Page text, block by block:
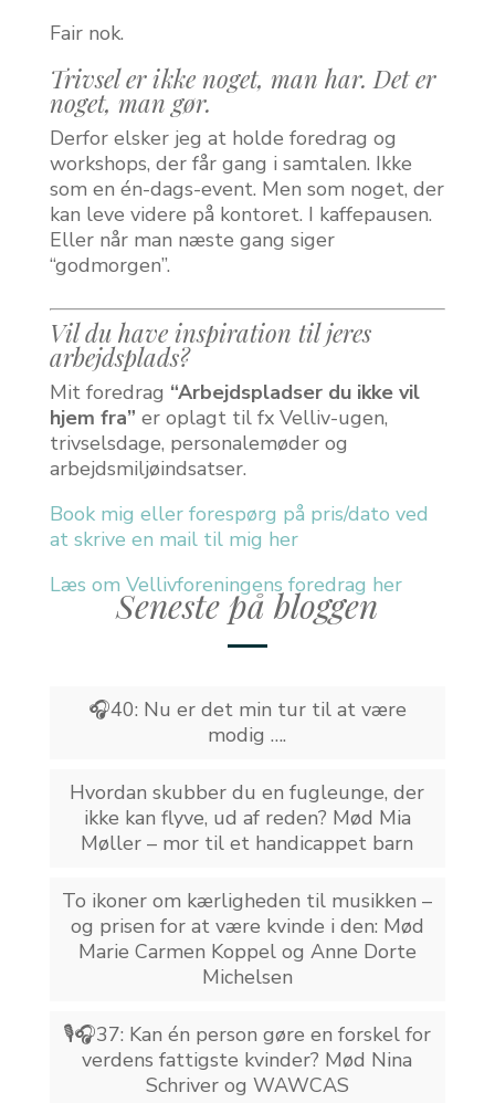
Fair nok.
Trivsel er ikke noget, man har. Det er
noget, man gør.
Derfor elsker jeg at holde foredrag og
workshops, der får gang i samtalen. Ikke
som en én-dags-event. Men som noget, der
kan leve videre på kontoret. I kaffepausen.
Eller når man næste gang siger
“godmorgen”.
Vil du have inspiration til jeres
arbejdsplads?
Mit foredrag “Arbejdspladser du ikke vil
hjem fra” er oplagt til fx Velliv-ugen,
trivselsdage, personalemøder og
arbejdsmiljøindsatser.
Book mig eller forespørg på pris/dato ved
at skrive en mail til mig her
Læs om Vellivforeningens foredrag her
Seneste på bloggen
🎧40: Nu er det min tur til at være
modig ….
Hvordan skubber du en fugleunge, der
ikke kan flyve, ud af reden? Mød Mia
Møller – mor til et handicappet barn
To ikoner om kærligheden til musikken –
og prisen for at være kvinde i den: Mød
Marie Carmen Koppel og Anne Dorte
Michelsen
🎙️🎧37: Kan én person gøre en forskel for
verdens fattigste kvinder? Mød Nina
Schriver og WAWCAS